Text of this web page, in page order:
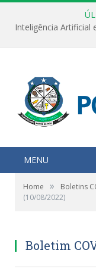
MENU
Home » Boletins
(10/08/2022)
Boletim